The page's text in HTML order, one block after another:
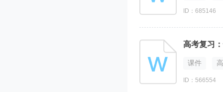
ID：685146
高考复习
课件
ID：566554